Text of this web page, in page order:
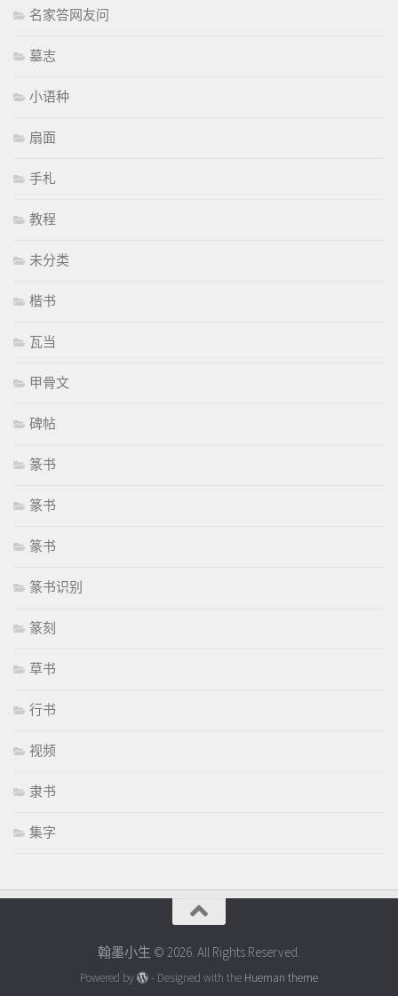
名家答网友问
墓志
小语种
扇面
手札
教程
未分类
楷书
瓦当
甲骨文
碑帖
篆书
篆书
篆书
篆书识别
篆刻
草书
行书
视频
隶书
集字
翰墨小生 © 2026. All Rights Reserved.
Powered by - Designed with the Hueman theme